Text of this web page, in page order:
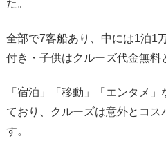
た。
全部で7客船あり、中には1泊1
付き・子供はクルーズ代金無料
「宿泊」「移動」「エンタメ
ており、クルーズは意外とコ
す。